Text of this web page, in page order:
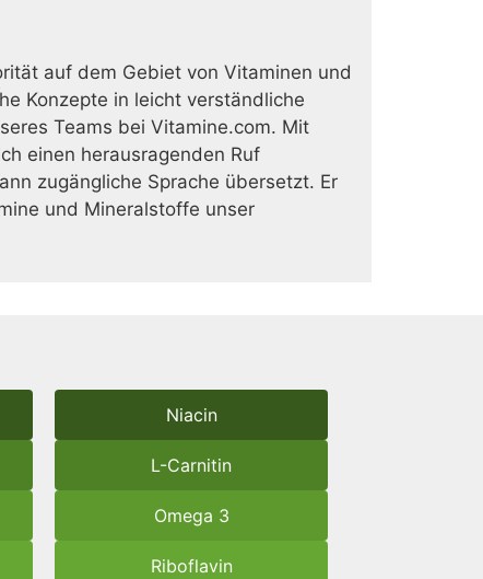
auf dem Gebiet von Vitaminen und
Konzepte in leicht verständliche
Teams bei Vitamine.com. Mit
einen herausragenden Ruf
zugängliche Sprache übersetzt. Er
und Mineralstoffe unser
Niacin
L-Carnitin
Omega 3
Riboflavin